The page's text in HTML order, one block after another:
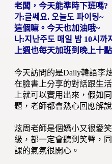
老闆，今天能準時下班嗎?
가:글쎄요. 오늘도 파이팅~
這個嘛。今天也加油哦~
나:지난주도 매일 밤 10시
上週也每天加班到晚上十
今天訪問的是Daily韓語李
在臉書上分享的對話跟生
上就可以實用出來，假如
題，老師都會熱心回應解說
炫周老師是個嬌小又很愛
級，都一定會聽到笑聲，
課的氣氛很開心。